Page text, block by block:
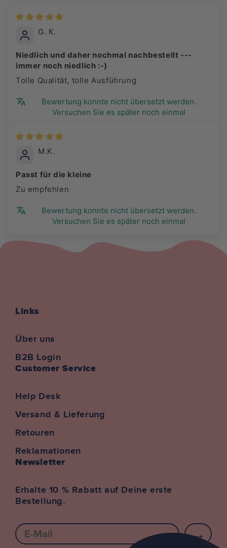
G. K.
Niedlich und daher nochmal nachbestellt ---
immer noch niedlich :-)
Tolle Qualität, tolle Ausführung
Bewertung konnte nicht übersetzt werden.
Versuchen Sie es später noch einmal
M.K.
Passt für die kleine
Zu empfehlen
Bewertung konnte nicht übersetzt werden.
Versuchen Sie es später noch einmal
Links
Über uns
B2B Login
Customer Service
Help Desk
Versand & Lieferung
Retouren
Reklamationen
Newsletter
Erhalte 10 % Rabatt auf Deine erste
Bestellung.
E-mail